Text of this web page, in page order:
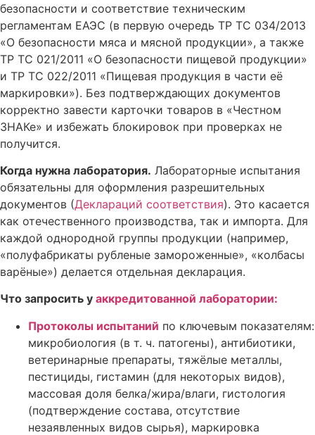
безопасности и соответствие техническим
регламентам ЕАЭС (в первую очередь ТР ТС 034/2013
«О безопасности мяса и мясной продукции», а также
ТР ТС 021/2011 «О безопасности пищевой продукции»
и ТР ТС 022/2011 «Пищевая продукция в части её
маркировки»). Без подтверждающих документов
корректно завести карточки товаров в «Честном
ЗНАКе» и избежать блокировок при проверках не
получится.
Когда нужна лаборатория. Лабораторные испытания
обязательны для оформления разрешительных
документов (Деклараций соответствия). Это касается
как отечественного производства, так и импорта. Для
каждой однородной группы продукции (например,
«полуфабрикаты рубленые замороженные», «колбасы
варёные») делается отдельная декларация.
Что запросить у аккредитованной лаборатории:
Протоколы испытаний по ключевым показателям:
микробиология (в т. ч. патогены), антибиотики,
ветеринарные препараты, тяжёлые металлы,
пестициды, гистамин (для некоторых видов),
массовая доля белка/жира/влаги, гистология
(подтверждение состава, отсутствие
незаявленных видов сырья), маркировка